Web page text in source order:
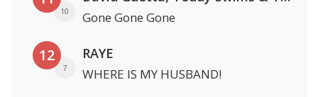
10 Gone Gone Gone
12
7
RAYE
WHERE IS MY HUSBAND!